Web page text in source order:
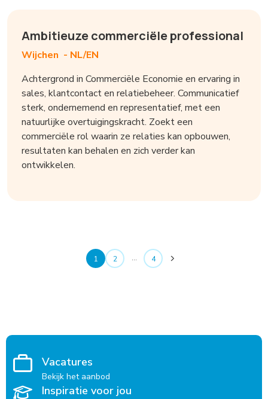
Ambitieuze commerciële professional
Wijchen - NL/EN
Achtergrond in Commerciële Economie en ervaring in
sales, klantcontact en relatiebeheer. Communicatief
sterk, ondernemend en representatief, met een
natuurlijke overtuigingskracht. Zoekt een
commerciële rol waarin ze relaties kan opbouwen,
resultaten kan behalen en zich verder kan
ontwikkelen.
1 2 … 4
Vacatures
Bekijk het aanbod
Inspiratie voor jou